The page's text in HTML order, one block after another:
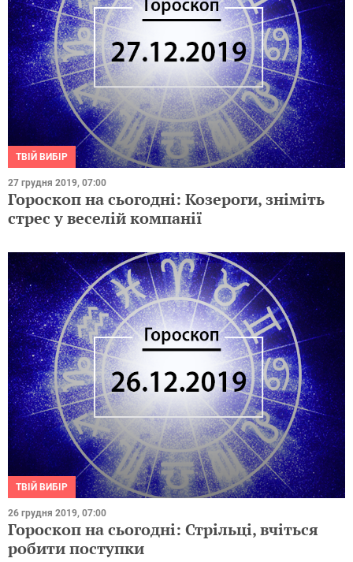
ТВІЙ ВИБІР
27 грудня 2019, 07:00
Гороскоп на сьогодні: Козероги, зніміть
стрес у веселій компанії
ТВІЙ ВИБІР
26 грудня 2019, 07:00
Гороскоп на сьогодні: Стрільці, вчіться
робити поступки